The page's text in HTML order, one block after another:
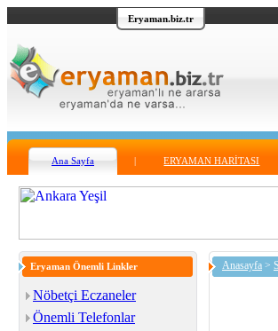
Eryaman.biz.tr
Ana Sayfa ERYAMAN HARİTASI
Eryaman Önemli Linkler
Nöbetçi Eczaneler
Önemli Telefonlar
Anasayfa >